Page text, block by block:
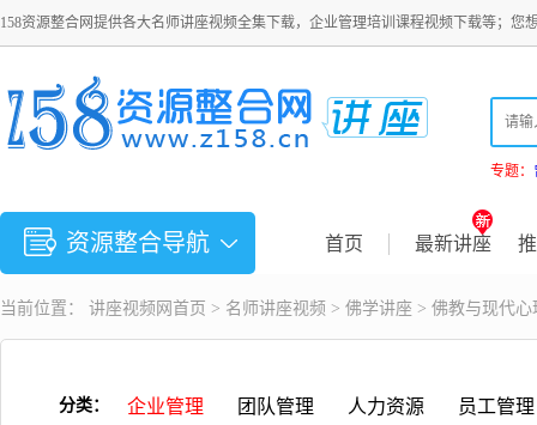
158资源整合网提供各大名师讲座视频全集下载，企业管理培训课程视频下载等；您
专题：
资源整合导航 首页 最新讲座
当前位置： 讲座视频 网首页 > 名师讲座视频 > 佛学讲座 > 佛教与现代
分类： 企业管理 团队管理 人力资源 员工管理